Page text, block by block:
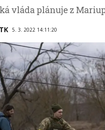
vláda plánuje z
5. 3. 2022 14:11:20